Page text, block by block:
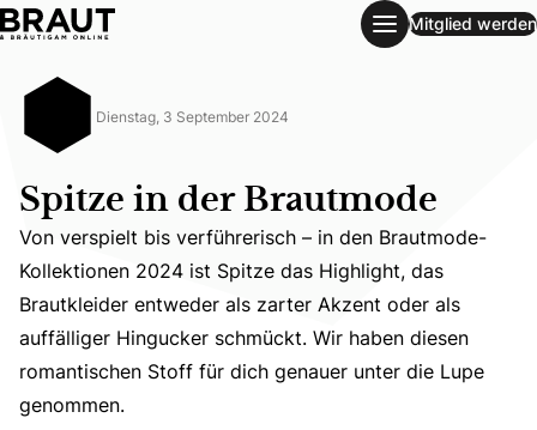
Mitglied werden
Dienstag, 3 September 2024
Spitze in der Brautmode
Von verspielt bis verführerisch – in den Brautmode-
Von verspielt bis verführerisch – in den Brautmode-
Kollektionen 2024 ist Spitze das Highlight, das
Brautkleider entweder als zarter Akzent oder als
auffälliger Hingucker schmückt. Wir haben diesen
romantischen Stoff für dich genauer unter die Lupe
genommen.